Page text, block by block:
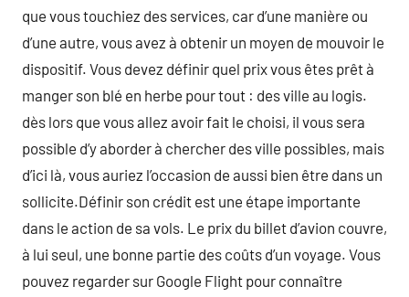
que vous touchiez des services, car d’une manière ou
d’une autre, vous avez à obtenir un moyen de mouvoir le
dispositif. Vous devez définir quel prix vous êtes prêt à
manger son blé en herbe pour tout : des ville au logis.
dès lors que vous allez avoir fait le choisi, il vous sera
possible d’y aborder à chercher des ville possibles, mais
d’ici là, vous auriez l’occasion de aussi bien être dans un
sollicite.Définir son crédit est une étape importante
dans le action de sa vols. Le prix du billet d’avion couvre,
à lui seul, une bonne partie des coûts d’un voyage. Vous
pouvez regarder sur Google Flight pour connaître